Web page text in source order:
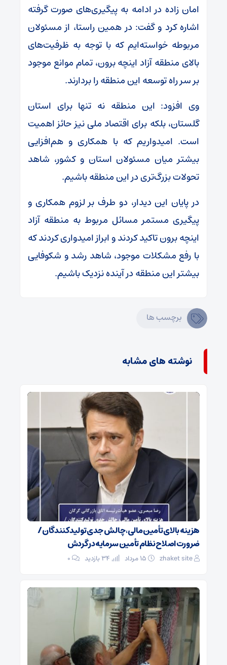
امان زاده در ادامه به پیگیری‌های صورت گرفته
اشاره کرد و گفت: در همین راستا، از مسئولان
مربوطه خواسته‌ایم که با توجه به ظرفیت‌های
بالای منطقه آزاد اینچه برون، تمام موانع موجود
بر سر راه توسعه این منطقه را بردارند.
وی افزود: این منطقه نه تنها برای استان
گلستان، بلکه برای اقتصاد ملی نیز حائز اهمیت
است. امیدواریم که با همکاری و هم‌افزایی
بیشتر میان مسئولان استان و کشور، شاهد
تحولات بزرگ‌تری در این منطقه باشیم.
در پایان این دیدار، دو طرف بر لزوم همکاری و
پیگیری مستمر مسائل مربوط به منطقه آزاد
اینچه برون تاکید کردند و ابراز امیدواری کردند که
با رفع مشکلات موجود، شاهد رشد و شکوفایی
بیشتر این منطقه در آینده نزدیک باشیم.
برچسب ها
نوشته های مشابه
هزینه بالای تأمین مالی، چالش جدی تولیدکنندگان /
ضرورت اصلاح نظام تأمین سرمایه در گردش
zhaket site ۰